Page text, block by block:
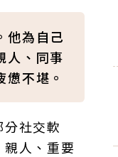
他為自己
人、同事
不堪。
社交軟
人、重要